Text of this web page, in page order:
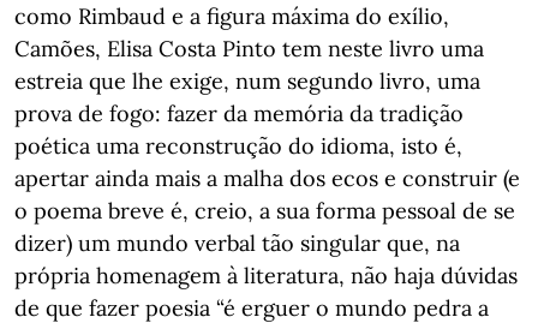
como Rimbaud e a figura máxima do exílio,
Camões, Elisa Costa Pinto tem neste livro uma
estreia que lhe exige, num segundo livro, uma
prova de fogo: fazer da memória da tradição
poética uma reconstrução do idioma, isto é,
apertar ainda mais a malha dos ecos e construir (e
o poema breve é, creio, a sua forma pessoal de se
dizer) um mundo verbal tão singular que, na
própria homenagem à literatura, não haja dúvidas
de que fazer poesia “é erguer o mundo pedra a